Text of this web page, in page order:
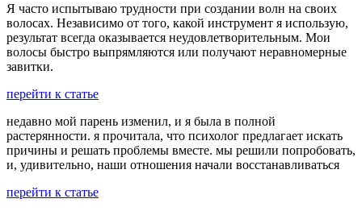
Я часто испытываю трудности при создании волн на своих
волосах. Независимо от того, какой инструмент я использую,
результат всегда оказывается неудовлетворительным. Мои
волосы быстро выпрямляются или получают неравномерные
завитки.
перейти к статье
недавно мой парень изменил, и я была в полной
растерянности. я прочитала, что психолог предлагает искать
причины и решать проблемы вместе. мы решили попробовать,
и, удивительно, наши отношения начали восстанавливаться
перейти к статье